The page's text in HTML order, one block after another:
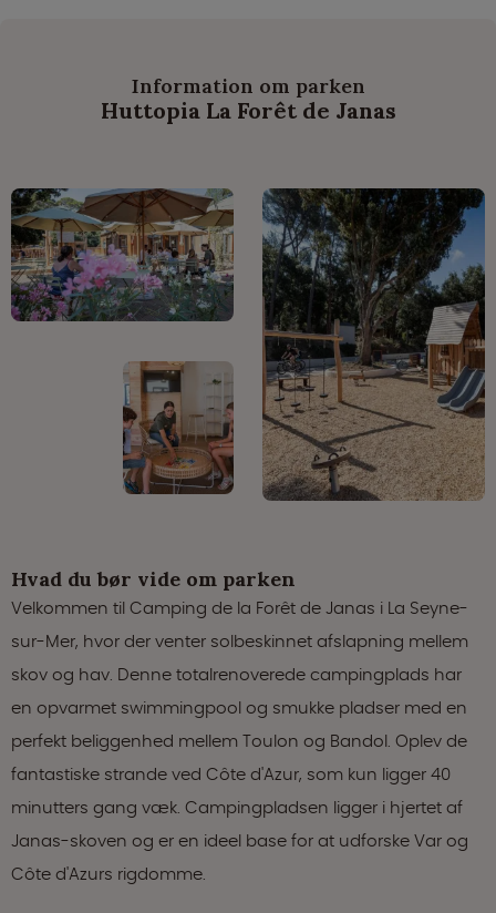
Information om parken
Huttopia La Forêt de Janas
Hvad du bør vide om parken
Velkommen til Camping de la Forêt de Janas i La Seyne-
sur-Mer, hvor der venter solbeskinnet afslapning mellem
skov og hav. Denne totalrenoverede campingplads har
en opvarmet swimmingpool og smukke pladser med en
perfekt beliggenhed mellem Toulon og Bandol. Oplev de
fantastiske strande ved Côte d'Azur, som kun ligger 40
minutters gang væk. Campingpladsen ligger i hjertet af
Janas-skoven og er en ideel base for at udforske Var og
Côte d'Azurs rigdomme.